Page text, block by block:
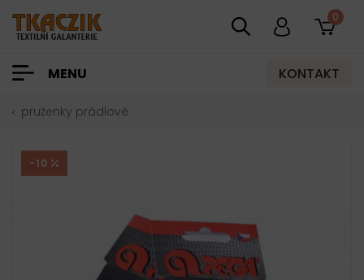
0
MENU KONTAKT
pruženky prádlové
-10